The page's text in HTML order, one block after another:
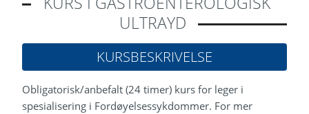
ULTRAYD
KURSBESKRIVELSE
Obligatorisk/anbefalt (24 timer) kurs for leger i
spesialisering i Fordøyelsessykdommer. For mer